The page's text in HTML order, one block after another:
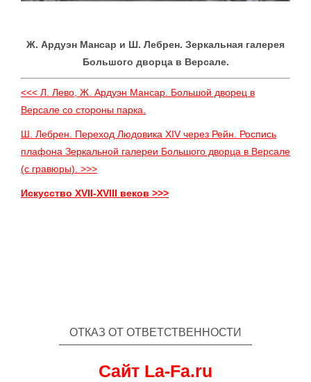
Ж. Ардуэн Мансар и Ш. Лебрен. Зеркальная галерея
Большого дворца в Версале.
<<< Л. Лево, Ж. Ардуэн Мансар. Большой дворец в
Версале со стороны парка.
Ш. Лебрен. Переход Людовика XIV через Рейн. Роспись
плафона Зеркальной галереи Большого дворца в Версале
(с гравюры). >>>
Искусство XVII-XVIII веков >>>
ОТКАЗ ОТ ОТВЕТСТВЕННОСТИ
Сайт La-Fa.ru